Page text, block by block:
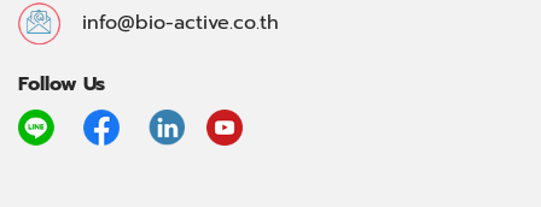
info@bio-active.co.th
Follow Us